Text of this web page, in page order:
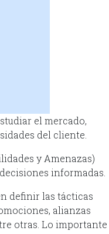
el mercado,
del cliente.
y Amenazas)
informadas.
definir las tácticas
alianzas
otras. Lo importante